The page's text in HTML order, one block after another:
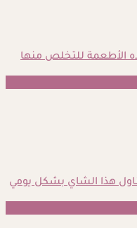
الأطعمة للتخلص منها
هذا الشاي بشكل يومي